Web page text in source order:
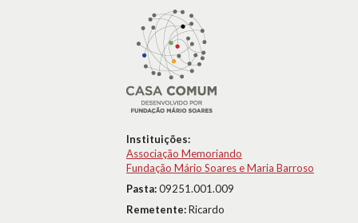
Instituições:
Associação Memoriando
Fundação Mário Soares e Maria Barroso
Pasta:09251.001.009
Remetente:Ricardo